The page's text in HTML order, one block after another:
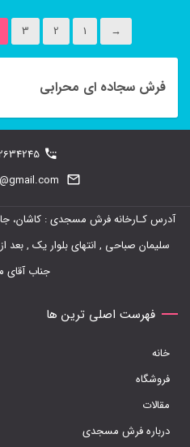
→
1
2
3
فرش سجاده ای محرابی
آدرس کـارخانه فرش مسجدی : کاشان،
جناب
فهرست اصلی ترین ها
خانه
فروشگاه
مقالات
درباره فرش مسجدی